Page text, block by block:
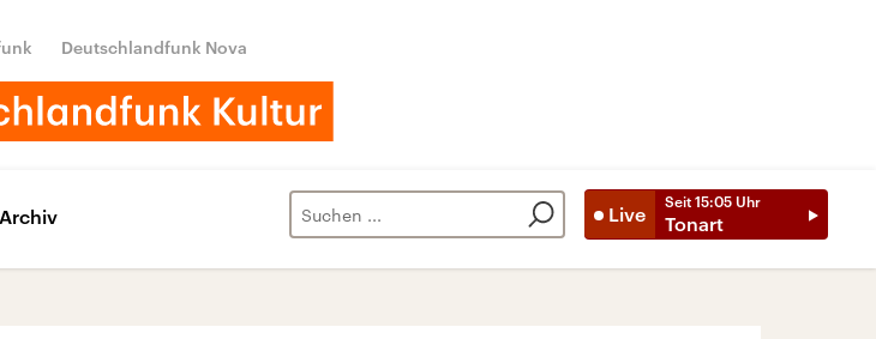
Deutschlandfunk Nova
Live
Seit 15:05 Uhr
Tonart
Archiv